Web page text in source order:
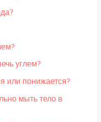
углем?
или понижается?
мыть тело в